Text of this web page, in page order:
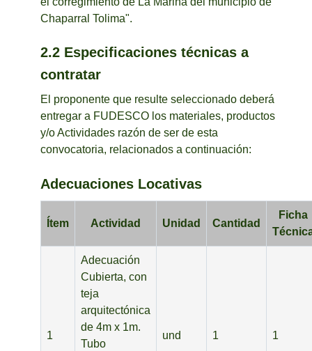
Chaparral Tolima".
2.2 Especificaciones técnicas a
contratar
El proponente que resulte seleccionado deberá
entregar a FUDESCO los materiales, productos
y/o Actividades razón de ser de esta
convocatoria, relacionados a continuación:
Adecuaciones Locativas
Ítem Actividad Unidad Cantidad
Ficha
1
Adecuación
Cubierta, con
teja
arquitectónica
de 4m x 1m.
Tubo
und 1 1